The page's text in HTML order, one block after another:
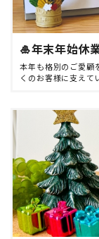
🎍年末年始休
本年も格別のご愛顧
くのお客様に支えて